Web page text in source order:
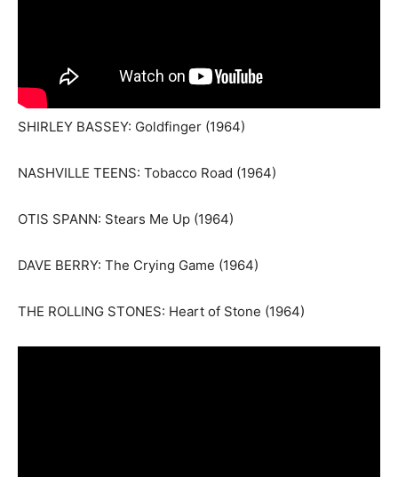
SHIRLEY BASSEY: Goldfinger (1964)
NASHVILLE TEENS: Tobacco Road (1964)
OTIS SPANN: Stears Me Up (1964)
DAVE BERRY: The Crying Game (1964)
THE ROLLING STONES: Heart of Stone (1964)